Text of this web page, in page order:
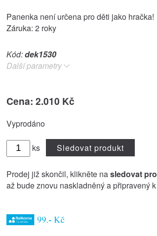
Panenka není určena pro děti jako hračka!
Záruka: 2 roky
Kód:dek1530
Další parametry
Cena: 2.010 Kč
Vyprodáno
ks Sledovat produkt
Prodej již skončil, klikněte nasledovat
až bude znovu naskladněný a připravený